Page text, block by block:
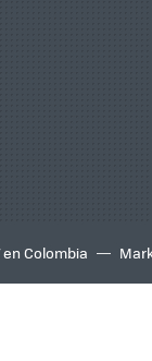
en Colombia
IA TCL C8K